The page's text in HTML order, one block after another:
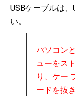
USBケーブルは、
い。
パソコン
ューをス
り、ケー
ードを抜